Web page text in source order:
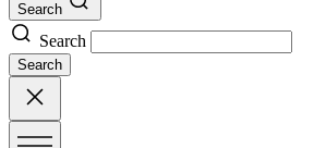
Search
Search
Search